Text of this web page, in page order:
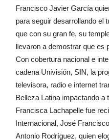
Francisco Javier García
para seguir desarrollando el
que con su gran fe, su
llevaron a demostrar que es
Con cobertura nacional e
cadena Univisión, SIN, la
televisora, radio e internet
Belleza Latina impactando a
Francisca Lachapelle fue
Internacional, José
Antonio Rodríguez, quien